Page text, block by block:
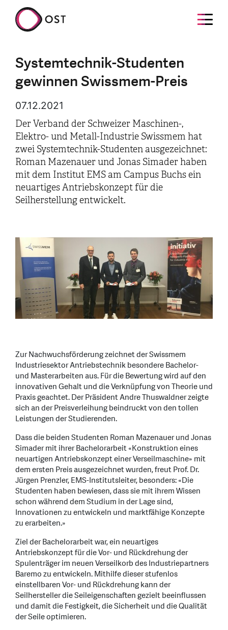
Systemtechnik-Studenten
gewinnen Swissmem-Preis
07.12.2021
Der Verband der Schweizer Maschinen-,
Elektro- und Metall-Industrie Swissmem hat
zwei Systemtechnik-Studenten ausgezeichnet:
Roman Mazenauer und Jonas Simader haben
mit dem Institut EMS am Campus Buchs ein
neuartiges Antriebskonzept für die
Seilherstellung entwickelt.
Zur Nachwuchsförderung zeichnet der Swissmem
Industriesektor Antriebstechnik besondere Bachelor-
und Masterarbeiten aus. Für die Bewertung wird auf den
innovativen Gehalt und die Verknüpfung von Theorie und
Praxis geachtet. Der Präsident Andre Thuswaldner zeigte
sich an der Preisverleihung beindruckt von den tollen
Leistungen der Studierenden.
Dass die beiden Studenten Roman Mazenauer und Jonas
Simader mit ihrer Bachelorarbeit «Konstruktion eines
neuartigen Antriebskonzept einer Verseilmaschine» mit
dem ersten Preis ausgezeichnet wurden, freut Prof. Dr.
Jürgen Prenzler, EMS-Institutsleiter, besonders: «Die
Studenten haben bewiesen, dass sie mit ihrem Wissen
schon während dem Studium in der Lage sind,
Innovationen zu entwickeln und marktfähige Konzepte
zu erarbeiten.»
Ziel der Bachelorarbeit war, ein neuartiges
Antriebskonzept für die Vor- und Rückdrehung der
Spulenträger im neuen Verseilkorb des Industriepartners
Baremo zu entwickeln. Mithilfe dieser stufenlos
einstellbaren Vor- und Rückdrehung kann der
Seilhersteller die Seileigenschaften gezielt beeinflussen
und damit die Festigkeit, die Sicherheit und die Qualität
der Seile optimieren.